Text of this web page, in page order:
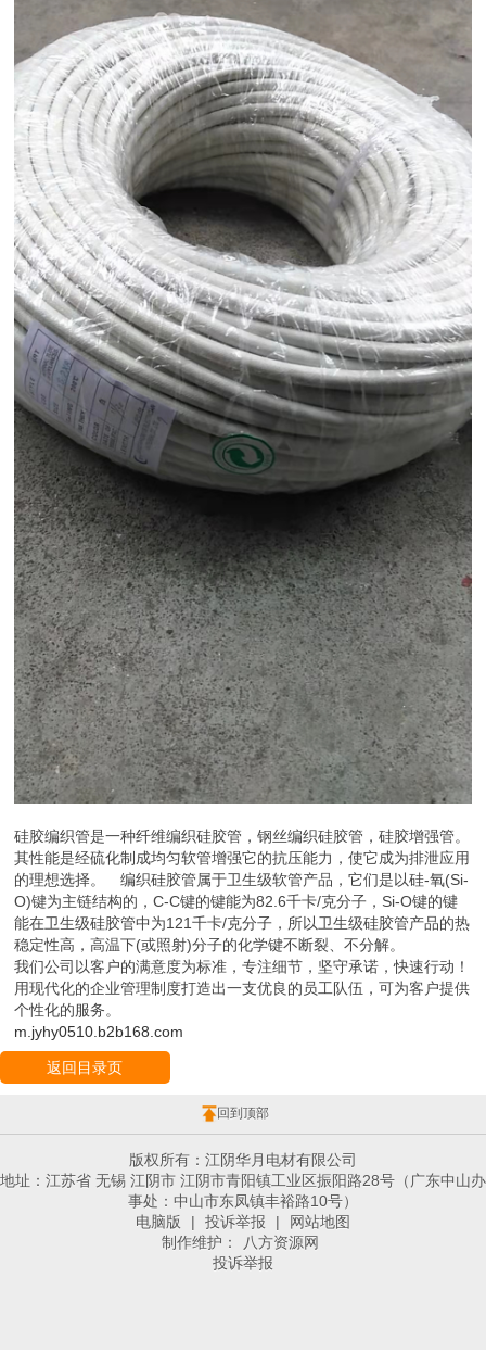
硅胶编织管是一种纤维编织硅胶管，钢丝编织硅胶管，硅胶增强管。
其性能是经硫化制成均匀软管增强它的抗压能力，使它成为排泄应用
的理想选择。 编织硅胶管属于卫生级软管产品，它们是以硅-氧(Si-
O)键为主链结构的，C-C键的键能为82.6千卡/克分子，Si-O键的键
能在卫生级硅胶管中为121千卡/克分子，所以卫生级硅胶管产品的热
稳定性高，高温下(或照射)分子的化学键不断裂、不分解。
我们公司以客户的满意度为标准，专注细节，坚守承诺，快速行动！
用现代化的企业管理制度打造出一支优良的员工队伍，可为客户提供
个性化的服务。
m.jyhy0510.b2b168.com
返回目录页
回到顶部
版权所有：江阴华月电材有限公司
地址：江苏省 无锡 江阴市 江阴市青阳镇工业区振阳路28号（广东中山办
事处：中山市东凤镇丰裕路10号）
电脑版
| 投诉举报 |
网站地图
制作维护：
八方资源网
投诉举报